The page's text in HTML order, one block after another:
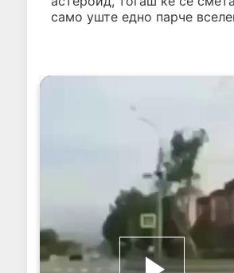
само уште едно парче